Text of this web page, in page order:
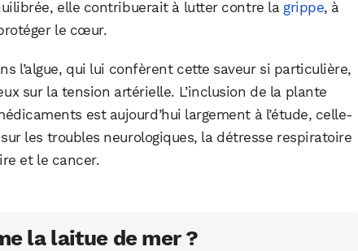
elle contribuerait à lutter contre la grippe, à
le cœur.
l’algue, qui lui confèrent cette saveur si particulière,
sur la tension artérielle. L’inclusion de la plante
est aujourd’hui largement à l’étude, celle-
les troubles neurologiques, la détresse respiratoire
et le cancer.
la laitue de mer ?